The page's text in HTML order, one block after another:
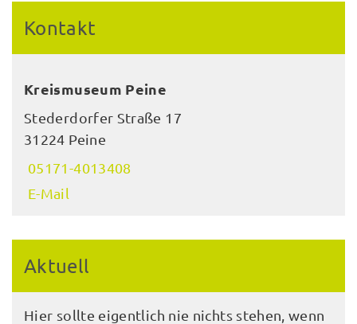
Kontakt
Kreismuseum Peine
Stederdorfer Straße 17
31224 Peine
05171-4013408
E-Mail
Aktuell
Hier sollte eigentlich nie nichts stehen, wenn